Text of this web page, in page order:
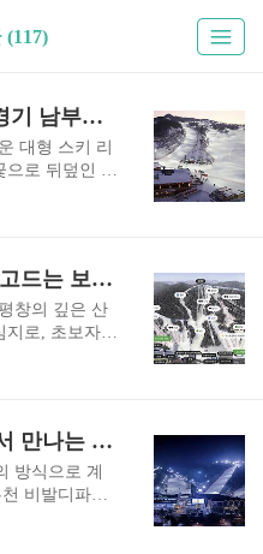
(117)
곤지암 리조트 눈꽃 여행, 경기 남부에서 만나는 겨울 산의 고요와 설경의 아름다움
대형 스키 리
으로 뒤덮인 산
루며 특별한
로, 따뜻한 온
한 편의시설
편안하게 머
조트 풍경은
벗어나 겨울
양한 관점에서
겨울 속으로 미끄러지듯 파고드는 보광 휘닉스파크 스키장의 매력과 설경 여행의 깊이
창의 깊은 산
지로, 초보자부
족시키는 다
조트를 넘어
지로 자리매
하고 차가운
시즌 많은 스
위 여행객에
홍천 비발디파크 스키장에서 만나는 겨울의 속도와 설원의 자유로움
방식으로 계
비발디파크
적으로 느낄